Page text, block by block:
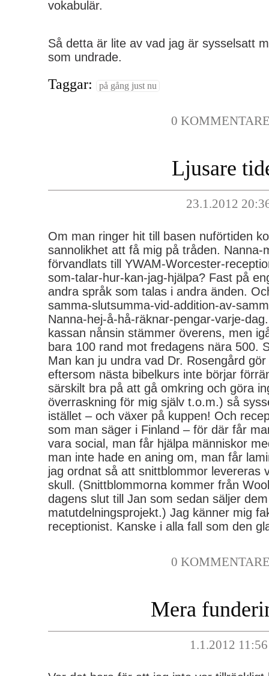
vokabulär.
Så detta är lite av vad jag är sysselsatt
som undrade.
Taggar: på gång just nu
0
Ljusare
23.1.2012
Om man ringer hit till basen nuförtiden
sannolikhet att få mig på tråden. Nanna-
förvandlats till YWAM-Worcester-
som-talar-hur-kan-jag-hjälpa? Fast på
andra språk som talas i andra änden.
samma-slutsumma-vid-addition-av-
Nanna-hej-å-hå-räknar-pengar-varje-
kassan nånsin stämmer överens, men
bara 100 rand mot fredagens nära 500.
Man kan ju undra vad Dr. Rosengård
eftersom nästa bibelkurs inte börjar
särskilt bra på att gå omkring och göra
överraskning för mig själv t.o.m.) så
istället – och växer på kuppen! Och
som man säger i Finland – för där får
vara social, man får hjälpa människor
man inte hade en aning om, man får
jag ordnat så att snittblommor levereras
skull. (Snittblommorna kommer från
dagens slut till Jan som sedan säljer
matutdelningsprojekt.) Jag känner mig
receptionist. Kanske i alla fall som den
0
Mera
1.1.2012 11:56